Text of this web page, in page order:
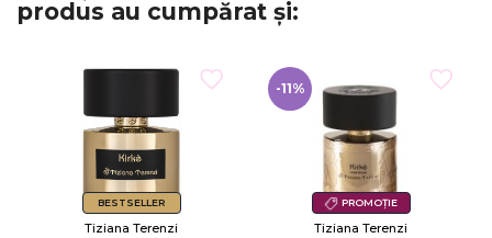
produs au cumpărat și:
BESTSELLER
Tiziana Terenzi
PROMOȚIE
-11%
Tiziana Terenzi
Anuleaza
Creeaza o lista de dorinte